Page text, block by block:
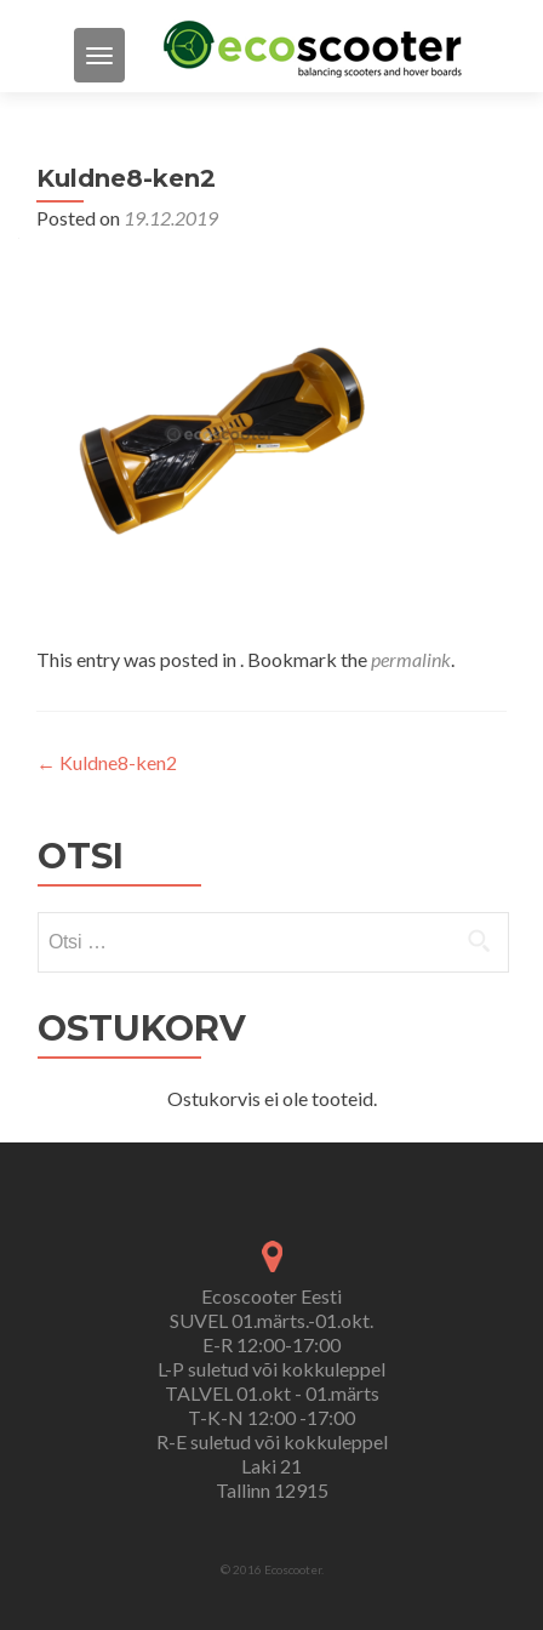
TOGGLE NAVIGATION
Kuldne8-ken2
Posted on 19.12.2019
This entry was posted in . Bookmark thepermalink.
Navigeerimine
← Kuldne8-ken2
OTSI
OSTUKORV
Ostukorvis ei ole tooteid.
Ecoscooter Eesti
SUVEL 01.märts.-01.okt.
E-R 12:00-17:00
L-P suletud või kokkuleppel
TALVEL 01.okt - 01.märts
T-K-N 12:00 -17:00
R-E suletud või kokkuleppel
Laki 21
Tallinn 12915
© 2016 Ecoscooter.